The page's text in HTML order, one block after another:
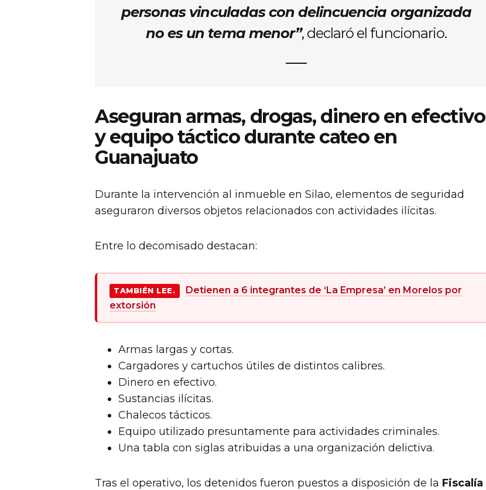
personas vinculadas con delincuencia organizada
no es un tema menor”, declaró el funcionario.
Aseguran armas, drogas, dinero en efectivo
y equipo táctico durante cateo en
Guanajuato
Durante la intervención al inmueble en Silao, elementos de seguridad
aseguraron diversos objetos relacionados con actividades ilícitas.
Entre lo decomisado destacan:
TAMBIÉN LEE.
Detienen a 6 integrantes de ‘La Empresa’ en Morelos por
extorsión
Armas largas y cortas.
Cargadores y cartuchos útiles de distintos calibres.
Dinero en efectivo.
Sustancias ilícitas.
Chalecos tácticos.
Equipo utilizado presuntamente para actividades criminales.
Una tabla con siglas atribuidas a una organización delictiva.
Tras el operativo, los detenidos fueron puestos a disposición de la Fiscalía